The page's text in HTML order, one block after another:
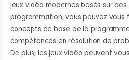
jeux vidéo modernes basés sur des
programmation, vous pouvez vous
concepts de base de la
compétences en résolution de
De plus, les jeux vidéo peuvent